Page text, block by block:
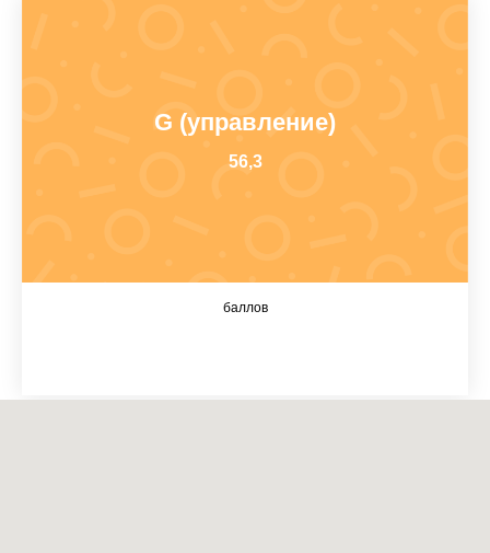
G (управление)
56,3
баллов